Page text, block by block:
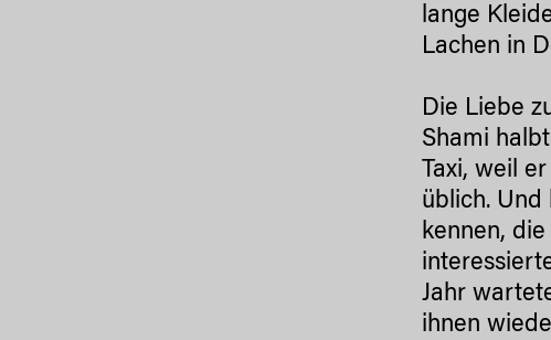
lange
Lachen in
Die Liebe
Shami
Taxi, weil
üblich. Und
kennen,
Jahr
ihnen